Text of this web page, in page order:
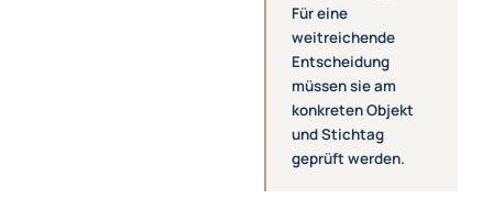
Für eine
weitreichende
Entscheidung
müssen sie am
konkreten Objekt
und Stichtag
geprüft werden.